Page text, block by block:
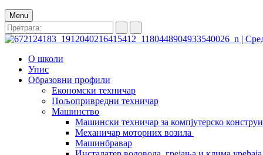
Menu
О школи
Упис
Образовни профили
Економски техничар
Пољопривредни техничар
Машинство
Машински техничар за компјутерско
Механичар моторних возила
Машинбравар